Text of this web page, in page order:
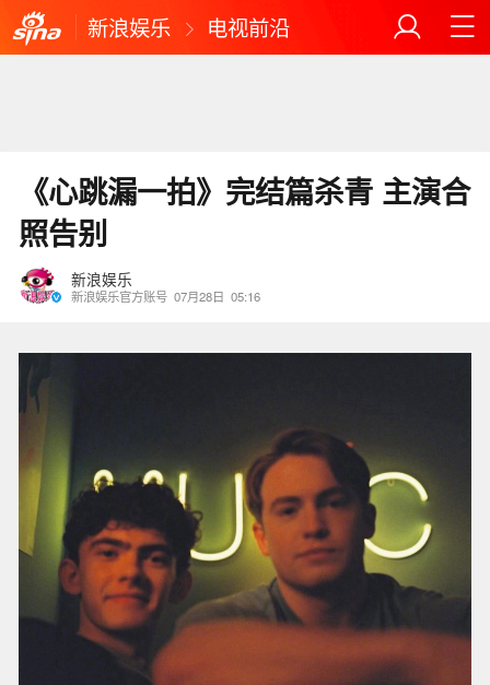
新浪娱乐 电视前沿
《心跳漏一拍》完结篇杀青 主演合
照告别
新浪娱乐
新浪娱乐官方账号 07月28日 05:16